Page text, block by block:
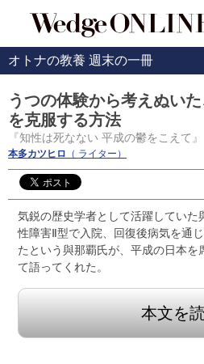
オトナの教養 週末の一冊
うつの体験から考えぬい
を克服する方法
『知性は死なない 平成の鬱をこえて
本多カツヒロ （ ライター）
気鋭の歴史学者として活躍してい
性障害Ⅱ型で入院、回復後病気を通
たという與那覇氏が、平成の日本を
て語ってくれた。
本文を